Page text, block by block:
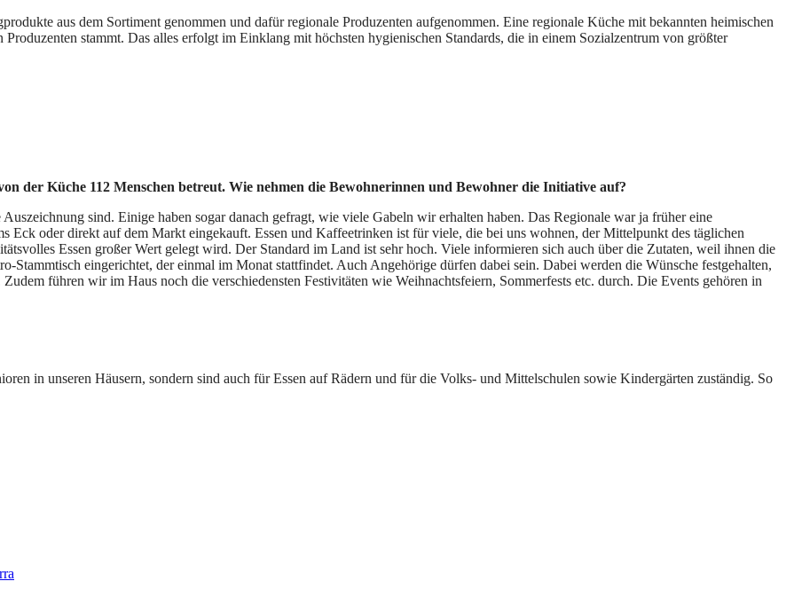
aus dem Sortiment genommen und dafür regionale Produzenten aufgenommen. Eine regionale Küche mit bekannten heimischen
stammt. Das alles erfolgt im Einklang mit höchsten hygienischen Standards, die in einem Sozialzentrum von größter
der Küche 112 Menschen betreut. Wie nehmen die Bewohnerinnen und Bewohner die Initiative auf?
sind. Einige haben sogar danach gefragt, wie viele Gabeln wir erhalten haben. Das Regionale war ja früher eine
Eck oder direkt auf dem Markt eingekauft. Essen und Kaffeetrinken ist für viele, die bei uns wohnen, der Mittelpunkt des täglichen
Essen großer Wert gelegt wird. Der Standard im Land ist sehr hoch. Viele informieren sich auch über die Zutaten, weil ihnen die
Stammtisch eingerichtet, der einmal im Monat stattfindet. Auch Angehörige dürfen dabei sein. Dabei werden die Wünsche festgehalten,
führen wir im Haus noch die verschiedensten Festivitäten wie Weihnachtsfeiern, Sommerfests etc. durch. Die Events gehören in
in unseren Häusern, sondern sind auch für Essen auf Rädern und für die Volks- und Mittelschulen sowie Kindergärten zuständig. So